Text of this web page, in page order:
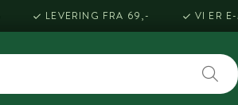
LEVERING FRA 69,- VI ER